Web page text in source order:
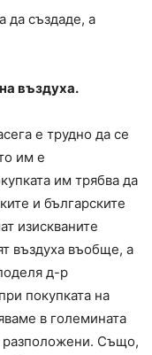
да създаде, а
въздуха.
е трудно да се
им е
им трябва да
и българските
изискваните
въздуха въобще, а
д-р
покупката на
в големината
разположени. Също,